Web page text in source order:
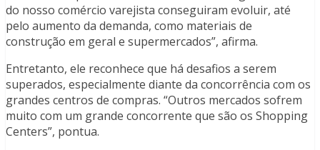
do nosso comércio varejista conseguiram evoluir, até
pelo aumento da demanda, como materiais de
construção em geral e supermercados”, afirma.
Entretanto, ele reconhece que há desafios a serem
superados, especialmente diante da concorrência com os
grandes centros de compras. “Outros mercados sofrem
muito com um grande concorrente que são os Shopping
Centers”, pontua.